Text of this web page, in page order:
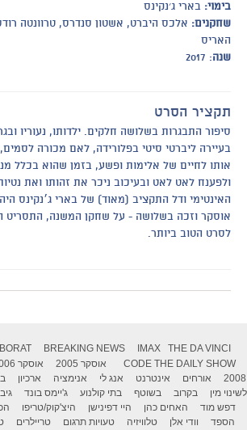
בימוי: בארי ג׳נקינס
שחקנים: אלכס היברט, אשטון סנדרס, טרוונטה
האריס
שנה: 2017
תקציר הסרט
סיפור התבגרות בשלושה חלקים. ילדותו, נעוריו
בעיירה ליברטי סיטי בפלורידה, לאם מכורה
אותו לחיים של אלימות ופשע, בזמן שהוא בכלל
ולפענח לאט לאט ובעיכוב ניכר את זהותו ואת
האינטימי ודל התקציב (מאוד) של בארי ג׳נקינס
אוסקר וזכה בשלושה - על שחקן המשנה, התסריט
לסרט הטוב ביותר.
BORAT BREAKING NEWS IMAX
THE DA VINCI
CODE THE DAILY SHOW אוסקר 2005 אוסקר 2006
2008
אורחים אינטרנט אנג לי אנימציה ארכיון
לשינוי מין
בקרוב בשוטף בתי קולנוע ג'יימס בונד
דפש מוד
האחים כהן היי דפינישן היצ'קוק/טריפו
הספד
וודי אלן טלוויזיה טעויות תרגום טריילרים